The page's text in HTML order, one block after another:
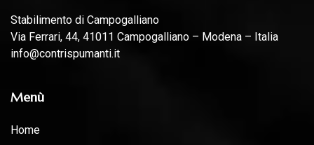
Stabilimento di Campogalliano
Via Ferrari, 44, 41011 Campogalliano – Modena – Italia
info@contrispumanti.it
Menù
Home